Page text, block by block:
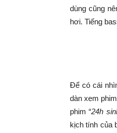
dùng cũng
hơi. Tiếng
Để có cái
dàn xem
phim “24h
kịch tính của